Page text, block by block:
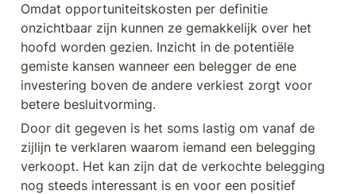
Omdat opportuniteitskosten per definitie
onzichtbaar zijn kunnen ze gemakkelijk over het
hoofd worden gezien. Inzicht in de potentiële
gemiste kansen wanneer een belegger de ene
investering boven de andere verkiest zorgt voor
betere besluitvorming.
Door dit gegeven is het soms lastig om vanaf de
zijlijn te verklaren waarom iemand een belegging
verkoopt. Het kan zijn dat de verkochte belegging
nog steeds interessant is en voor een positief